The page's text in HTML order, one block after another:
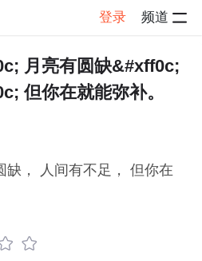
登录 频道
帖子详情
月亮有圆缺&#xff0c;
但你在就能弥补。
缺， 人间有不足， 但你在